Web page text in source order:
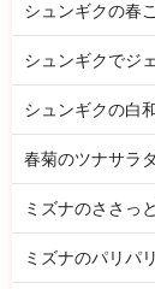
シュンギクの春
シュンギクでジ
シュンギクの白
春菊のツナサラ
ミズナのささっ
ミズナのパリパ